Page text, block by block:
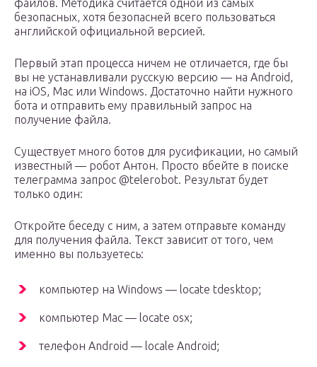
файлов. Методика считается одной из самых
безопасных, хотя безопасней всего пользоваться
английской официальной версией.
Первый этап процесса ничем не отличается, где бы
вы не устанавливали русскую версию — на Android,
на iOS, Mac или Windows. Достаточно найти нужного
бота и отправить ему правильный запрос на
получение файла.
Существует много ботов для русификации, но самый
известный — робот Антон. Просто вбейте в поиске
телеграмма запрос @telerobot. Результат будет
только один:
Откройте беседу с ним, а затем отправьте команду
для получения файла. Текст зависит от того, чем
именно вы пользуетесь:
компьютер на Windows — locate tdesktop;
компьютер Mac — locate osx;
телефон Android — locale Android;